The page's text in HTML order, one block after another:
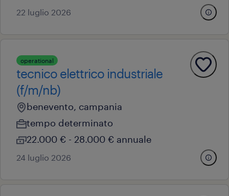
22 luglio 2026
operational
tecnico elettrico industriale
(f/m/nb)
benevento, campania
tempo determinato
22.000 € - 28.000 € annuale
24 luglio 2026